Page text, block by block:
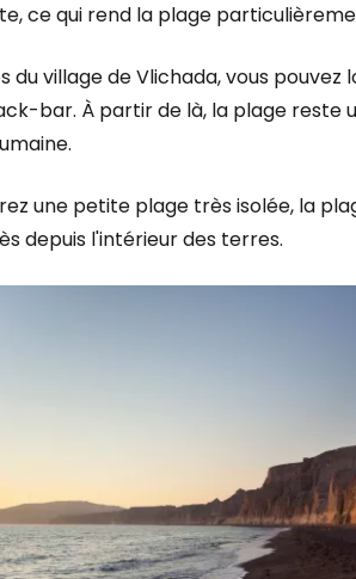
ce qui rend la plage
du village de Vlichada, vous
bar. À partir de là, la plage reste
une petite plage très isolée, la
depuis l'intérieur des terres.
à